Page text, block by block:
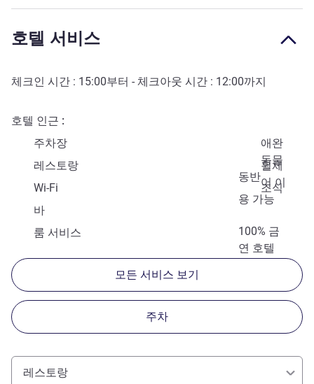
호텔 서비스
체크인 시간 : 15:00부터 - 체크아웃 시간 : 12:00까지
호텔 인근
주차장
애완
동물
동반
레스토랑
휠체
어 이
용 가능
Wi-Fi
조식
바
100% 금
연 호텔
룸 서비스
모든 서비스 보기
주차
레스토랑